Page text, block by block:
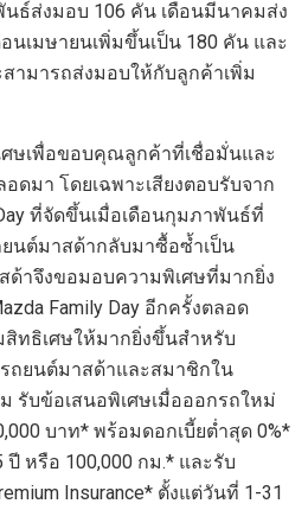
ธ์ส่งมอบ 106 คัน เดือนมีนาคมส่ง
นเมษายนเพิ่มขึ้นเป็น 180 คัน และ
ามารถส่งมอบให้กับลูกค้าเพิ่ม
ษเพื่อขอบคุณลูกค้าที่เชื่อมั่นและ
อดมา โดยเฉพาะเสียงตอบรับจาก
ที่จัดขึ้นเมื่อเดือนกุมภาพันธ์ที่
นต์มาสด้ากลับมาซื้อซ้ำเป็น
ด้าจึงขอมอบความพิเศษที่มากยิ่ง
Family Day อีกครั้งตลอด
สิทธิเศษให้มากยิ่งขึ้นสำหรับ
รถยนต์มาสด้าและสมาชิกใน
รับข้อเสนอพิเศษเมื่อออกรถใหม่
,000 บาท* พร้อมดอกเบี้ยต่ำสุด 0%*
ปี หรือ 100,000 กม.* และรับ
Insurance* ตั้งแต่วันที่ 1-31